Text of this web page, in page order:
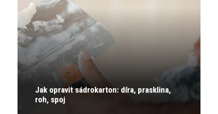
Jak opravit sádrokarton: díra, prasklina,
roh, spoj